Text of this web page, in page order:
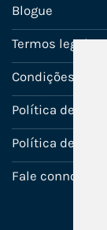
Blogue
Termos legais
Condições de
Política de
Política de
Fale connosco